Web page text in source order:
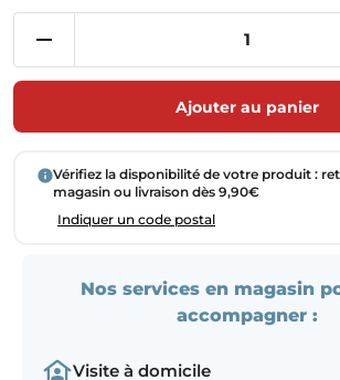
Ajouter au panier
Vérifiez la disponibilité de votre produit :
magasin ou livraison dès 9,90€
Indiquer un code postal
Nos services en magasin
accompagner :
Visite à domicile